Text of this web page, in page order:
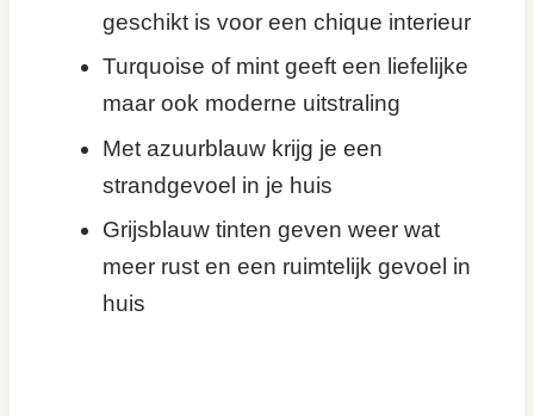
geschikt is voor een chique interieur
Turquoise of mint geeft een liefelijke
maar ook moderne uitstraling
Met azuurblauw krijg je een
strandgevoel in je huis
Grijsblauw tinten geven weer wat
meer rust en een ruimtelijk gevoel in
huis